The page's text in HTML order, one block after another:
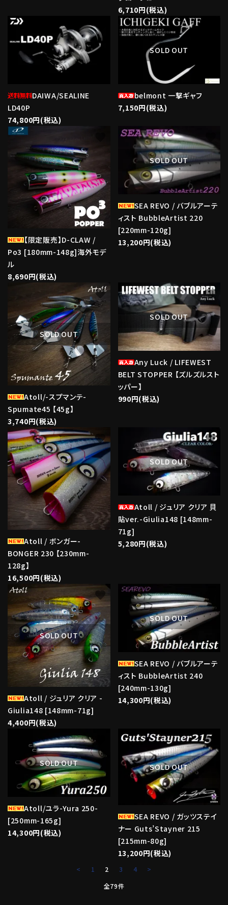
6,710円(税込)
DAIWA/SEALINE
LD40P
74,800円(税込)
favorite
SOLD OUT
belmont 一撃ギャフ
7,150円(税込)
【限定販売】D-CLAW /
Po3 [180mm-148g]海外モデ
ル
8,690円(税込)
SOLD OUT
SEA REVO / バブルアーテ
ィスト BubbleArtist 220
[220mm-120g]
13,200円(税込)
SOLD OUT
Atoll/-スプマンテ-
Spumate45 【45g】
3,740円(税込)
favorite
SOLD OUT
Any Luck / LIFEWEST
BELT STOPPER 【ズルズルスト
ッパー】
990円(税込)
favorite
Atoll / ボンガー-
BONGER 230 【230mm-
128g】
16,500円(税込)
favorite
SOLD OUT
Atoll / ジュリア クリア 貝
貼ver.-Giulia148 [148mm-
71g]
5,280円(税込)
favorite
SOLD OUT
Atoll / ジュリア クリア -
Giulia148 [148mm-71g]
4,400円(税込)
favorite
SOLD OUT
SEA REVO / バブルアーテ
ィスト BubbleArtist 240
[240mm-130g]
14,300円(税込)
favorite
SOLD OUT
Atoll/ユラ-Yura 250-
[250mm-165g]
14,300円(税込)
favorite
SOLD OUT
SEA REVO / ガッツステイ
ナー Guts’Stayner 215
[215mm-80g]
13,200円(税込)
favorite
< 1 2 3 4
>
全79件